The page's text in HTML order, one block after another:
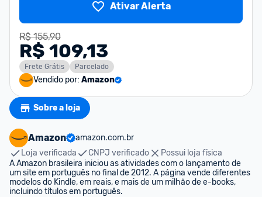
Ativar Alerta
R$ 155,90
R$ 109,13
Frete Grátis Parcelado
Vendido por: Amazon
Sobre a loja
Amazon
amazon.com.br
Loja verificada
CNPJ verificado
Possui loja física
A Amazon brasileira iniciou as atividades com o lançamento de
um site em português no final de 2012. A página vende diferentes
modelos do Kindle, em reais, e mais de um milhão de e-books,
incluindo títulos em português.